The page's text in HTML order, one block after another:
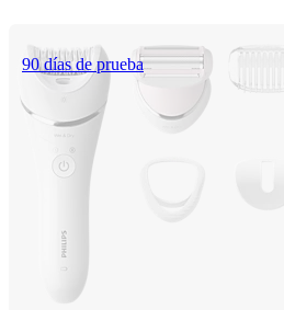
90 días de prueba